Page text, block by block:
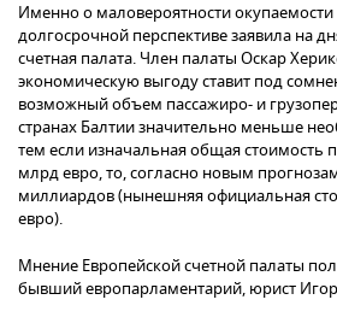
Именно о маловероятности окупаемости
долгосрочной перспективе заявила на
счетная палата. Член палаты Оскар
экономическую выгоду ставит под
возможный объем пассажиро- и
странах Балтии значительно меньше
тем если изначальная общая стоимость
млрд евро, то, согласно новым
миллиардов (нынешняя официальная
евро).
Мнение Европейской счетной палаты
бывший европарламентарий, юрист